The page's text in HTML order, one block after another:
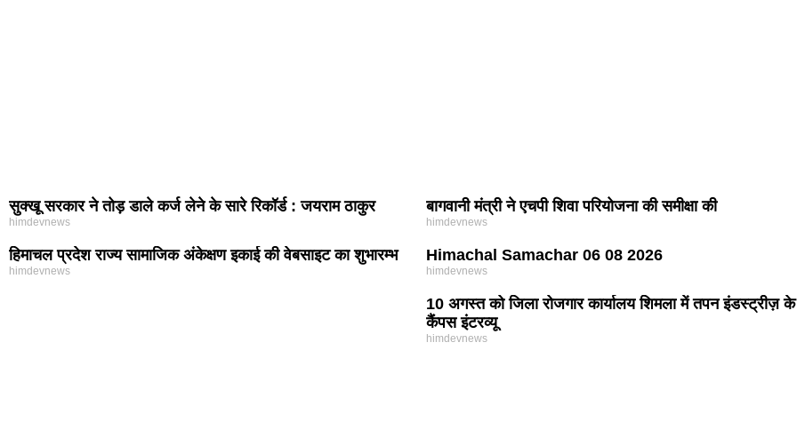
सुक्खू सरकार ने तोड़ डाले कर्ज लेने के सारे रिकॉर्ड : जयराम ठाकुर
himdevnews
बागवानी मंत्री ने एचपी शिवा परियोजना की समीक्षा की
himdevnews
हिमाचल प्रदेश राज्य सामाजिक अंकेक्षण इकाई की वेबसाइट का शुभारम्भ
himdevnews
Himachal Samachar 06 08 2026
himdevnews
10 अगस्त को जिला रोजगार कार्यालय शिमला में तपन इंडस्ट्रीज़ के
कैंपस इंटरव्यू
himdevnews